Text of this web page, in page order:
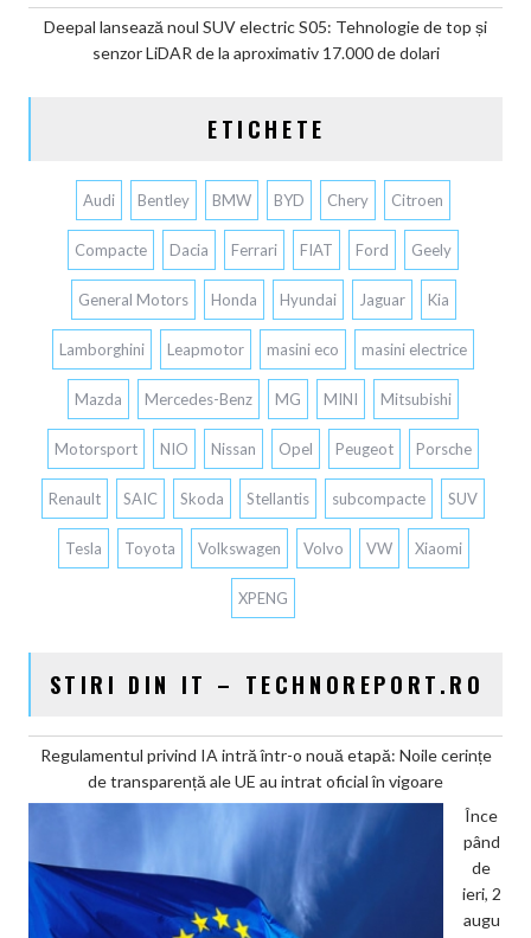
Deepal lansează noul SUV electric S05: Tehnologie de top și
senzor LiDAR de la aproximativ 17.000 de dolari
ETICHETE
Audi Bentley BMW BYD Chery Citroen
Compacte Dacia Ferrari FIAT Ford Geely
General Motors Honda Hyundai Jaguar Kia
Lamborghini Leapmotor masini eco masini electrice
Mazda Mercedes-Benz MG MINI Mitsubishi
Motorsport NIO Nissan Opel Peugeot Porsche
Renault SAIC Skoda Stellantis subcompacte SUV
Tesla Toyota Volkswagen Volvo VW Xiaomi
XPENG
STIRI DIN IT – TECHNOREPORT.RO
Regulamentul privind IA intră într-o nouă etapă: Noile cerințe
de transparență ale UE au intrat oficial în vigoare
Înce
pând
de
ieri, 2
augu